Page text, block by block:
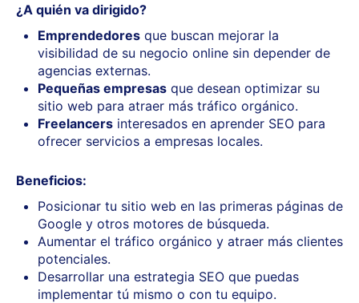
¿A quién va dirigido?
Emprendedores que buscan mejorar la
visibilidad de su negocio online sin depender de
agencias externas.
Pequeñas empresas que desean optimizar su
sitio web para atraer más tráfico orgánico.
Freelancers interesados en aprender SEO para
ofrecer servicios a empresas locales.
Beneficios:
Posicionar tu sitio web en las primeras páginas de
Google y otros motores de búsqueda.
Aumentar el tráfico orgánico y atraer más clientes
potenciales.
Desarrollar una estrategia SEO que puedas
implementar tú mismo o con tu equipo.